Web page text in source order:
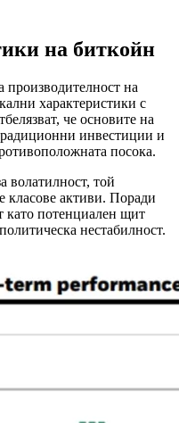
на биткойн
производителност на
характеристики с
че основите на
инвестиции и
посока.
волатилност, той
класове активи. Поради
като потенциален щит
нестабилност.